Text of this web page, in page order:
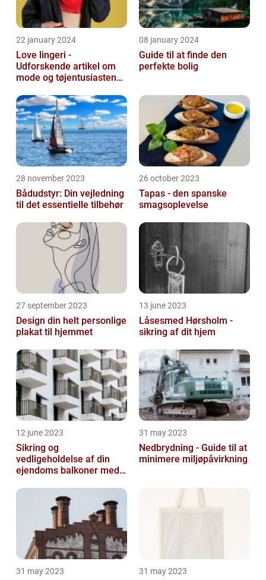
22 january 2024
Love lingeri -
Udforskende artikel om
mode og tøjentusiastens
08 january 2024
Guide til at finde den
perfekte bolig
28 november 2023
Bådudstyr: Din vejledning
til det essentielle tilbehør
26 october 2023
Tapas - den spanske
smagsoplevelse
27 september 2023
Design din helt personlige
plakat til hjemmet
13 june 2023
Låsesmed Hørsholm -
sikring af dit hjem
12 june 2023
Sikring og
vedligeholdelse af din
ejendoms balkoner med
31 may 2023
Nedbrydning - Guide til at
minimere miljøpåvirkning
31 may 2023 31 may 2023